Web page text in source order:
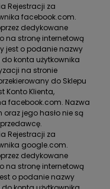
Rejestracji za
facebook.com.
dedykowane
na stronę internetową
jest o podanie nazwy
konta użytkownika
na stronie
do Sklepu
Konto Klienta,
facebook.com. Nazwa
jego hasło nie są
Rejestracji za
google.com.
dedykowane
na stronę internetową
o podanie nazwy